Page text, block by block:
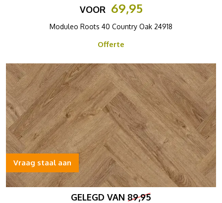
VOOR 69,95
Moduleo Roots 40 Country Oak 24918
Offerte
GELEGD VAN 89,95
Vraag staal aan